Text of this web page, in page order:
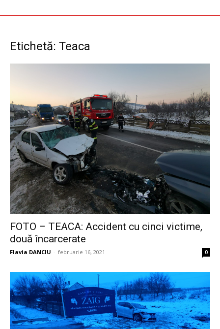
Etichetă: Teaca
FOTO – TEACA: Accident cu cinci victime,
două încarcerate
Flavia DANCIU - februarie 16, 2021 0